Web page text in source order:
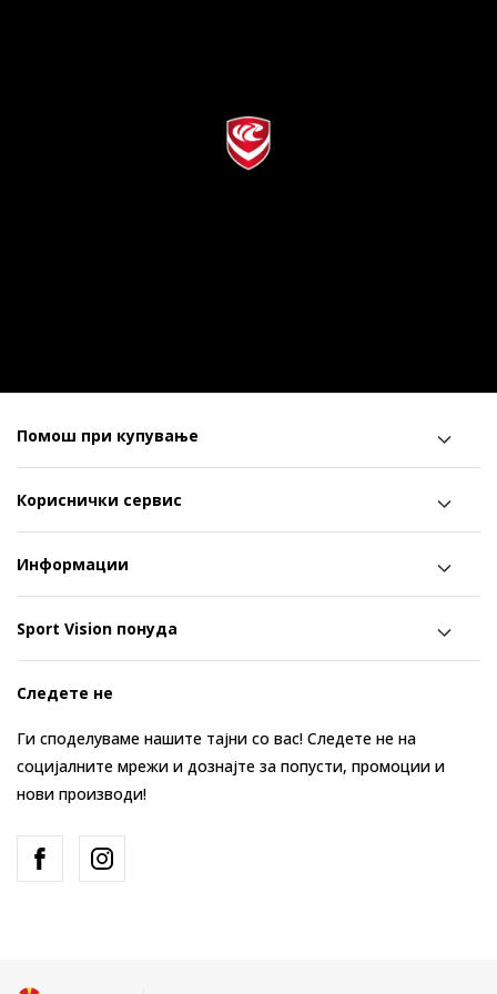
Помош при купување
Кориснички сервис
Информации
Sport Vision понуда
Следете не
Ги споделуваме нашите тајни со вас! Следете не на
социјалните мрежи и дознајте за попусти, промоции и
нови производи!